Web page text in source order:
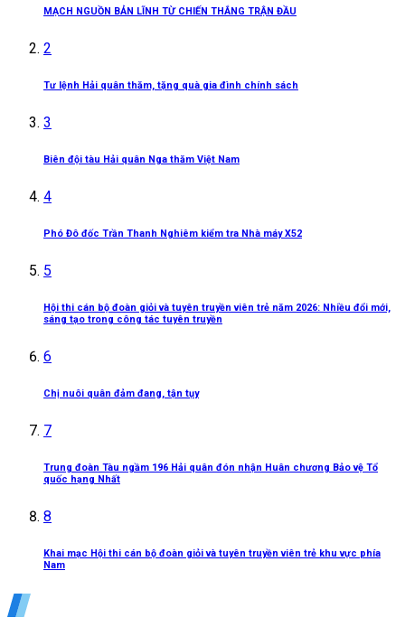
MẠCH NGUỒN BẢN LĨNH TỪ CHIẾN THẮNG TRẬN ĐẦU
2
Tư lệnh Hải quân thăm, tặng quà gia đình chính sách
3
Biên đội tàu Hải quân Nga thăm Việt Nam
4
Phó Đô đốc Trần Thanh Nghiêm kiểm tra Nhà máy X52
5
Hội thi cán bộ đoàn giỏi và tuyên truyền viên trẻ năm 2026: Nhiều đổi mới,
sáng tạo trong công tác tuyên truyền
6
Chị nuôi quân đảm đang, tận tụy
7
Trung đoàn Tàu ngầm 196 Hải quân đón nhận Huân chương Bảo vệ Tổ
quốc hạng Nhất
8
Khai mạc Hội thi cán bộ đoàn giỏi và tuyên truyền viên trẻ khu vực phía
Nam